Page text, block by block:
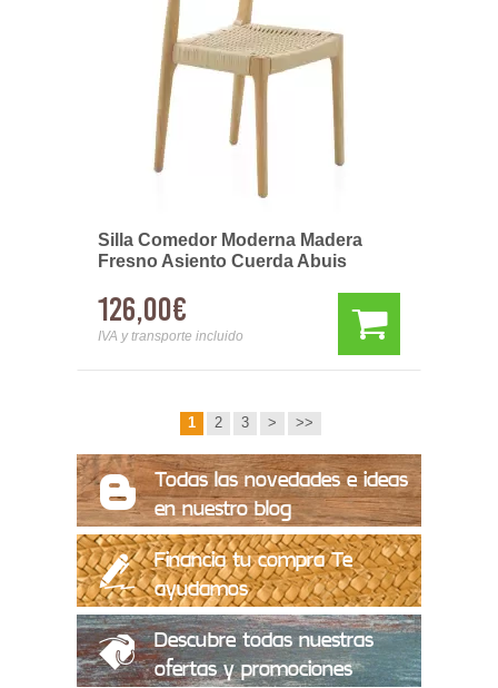
Silla Comedor Moderna Madera
Fresno Asiento Cuerda Abuis
126,00€
IVA y transporte incluido
1 2 3 > >>
Todas las novedades e ideas
en nuestro blog
Financia tu compra Te
ayudamos
Descubre todas nuestras
ofertas y promociones